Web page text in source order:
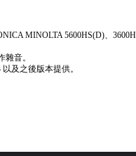
MINOLTA 5600HS(D)、
音。
及之後版本提供。